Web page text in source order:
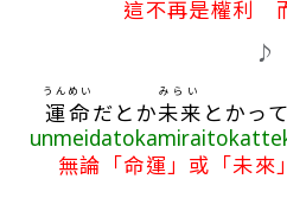
這不再是權利
♪
運命
うんめい
だとか未来
みらい
とかって
無論「命運」或「未來